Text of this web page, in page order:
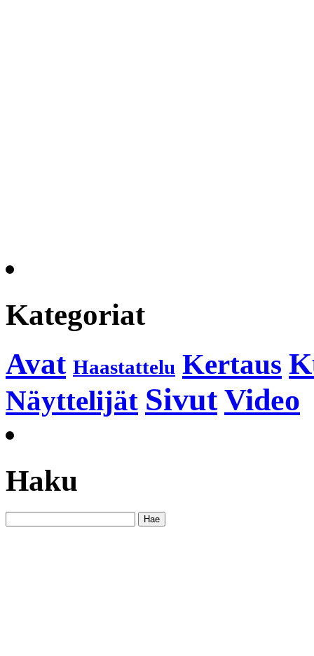
Kategoriat
Avat Haastattelu Kertaus
Näyttelijät Sivut Video
Haku